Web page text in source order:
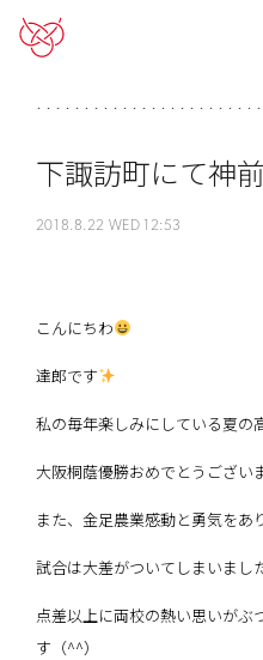
下諏訪町にて神
2018.8.22 WED 12:53
こんにちわ
達郎です
私の毎年楽しみにしている夏の
大阪桐蔭優勝おめでとうござい
また、金足農業感動と勇気をあ
試合は大差がついてしまいまし
点差以上に両校の熱い思いがぶ
す（^^）